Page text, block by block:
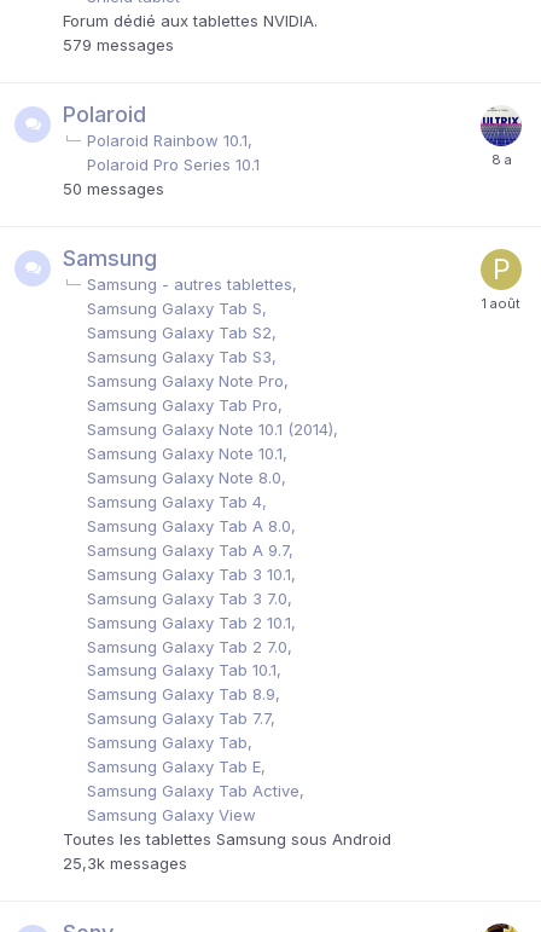
Forum dédié aux tablettes NVIDIA.
579 messages
Polaroid
Polaroid Rainbow 10.1
Polaroid Pro Series 10.1
50 messages
Samsung
Samsung - autres tablettes
Samsung Galaxy Tab S
Samsung Galaxy Tab S2
Samsung Galaxy Tab S3
Samsung Galaxy Note Pro
Samsung Galaxy Tab Pro
Samsung Galaxy Note 10.1 (2014)
Samsung Galaxy Note 10.1
Samsung Galaxy Note 8.0
Samsung Galaxy Tab 4
Samsung Galaxy Tab A 8.0
Samsung Galaxy Tab A 9.7
Samsung Galaxy Tab 3 10.1
Samsung Galaxy Tab 3 7.0
Samsung Galaxy Tab 2 10.1
Samsung Galaxy Tab 2 7.0
Samsung Galaxy Tab 10.1
Samsung Galaxy Tab 8.9
Samsung Galaxy Tab 7.7
Samsung Galaxy Tab
Samsung Galaxy Tab E
Samsung Galaxy Tab Active
Samsung Galaxy View
Toutes les tablettes Samsung sous Android
25,3k messages